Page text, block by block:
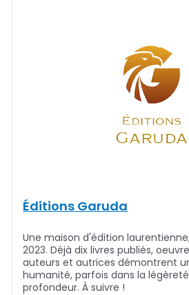
Éditions Garuda
Une maison d'édition
2023. Déjà dix livres publiés,
auteurs et autrices démontrent
humanité, parfois dans la
profondeur. À suivre !